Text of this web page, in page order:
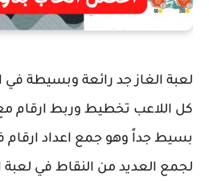
لعبة الغاز جد رائعة وبسيطة
كل اللاعب تخطيط وربط ارقام
بسيط جداً وهو جمع اعداد
لجمع العديد من النقاط في لعبة